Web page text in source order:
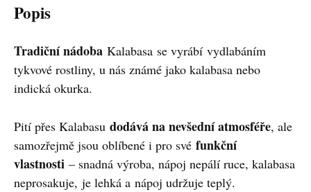
Popis
Tradiční nádoba Kalabasa se vyrábí vydlabáním
tykvové rostliny, u nás známé jako kalabasa nebo
indická okurka.
Pití přes Kalabasu dodává na nevšední atmosféře, ale
samozřejmě jsou oblíbené i pro své funkční
vlastnosti – snadná výroba, nápoj nepálí ruce, kalabasa
neprosakuje, je lehká a nápoj udržuje teplý.